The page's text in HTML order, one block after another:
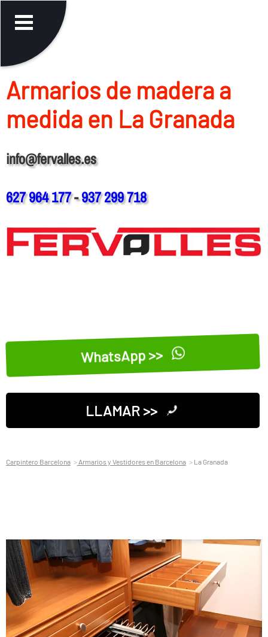
Armarios de madera a
medida en La Granada
info@fervalles.es
627 964 177-937 299 718
WhatsApp >>
LLAMAR >>
Carpintero Barcelona Armarios y Vestidores en Barcelona La Granada